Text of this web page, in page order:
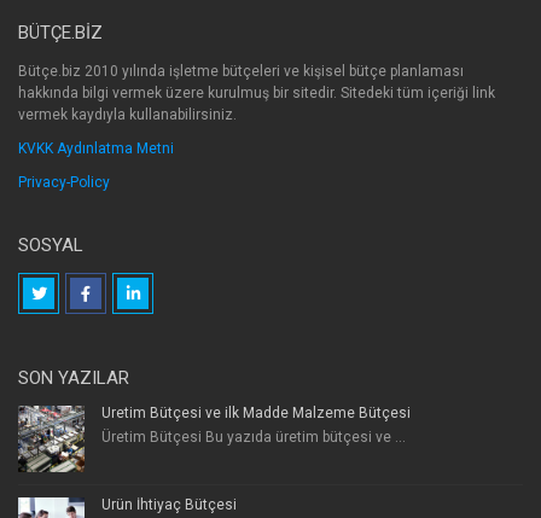
BÜTÇE.BIZ
Bütçe.biz 2010 yılında işletme bütçeleri ve kişisel bütçe planlaması
hakkında bilgi vermek üzere kurulmuş bir sitedir. Sitedeki tüm içeriği link
vermek kaydıyla kullanabilirsiniz.
KVKK Aydınlatma Metni
Privacy-Policy
SOSYAL
SON YAZILAR
Üretim Bütçesi ve ilk Madde Malzeme Bütçesi
Üretim Bütçesi Bu yazıda üretim bütçesi ve ...
Ürün İhtiyaç Bütçesi